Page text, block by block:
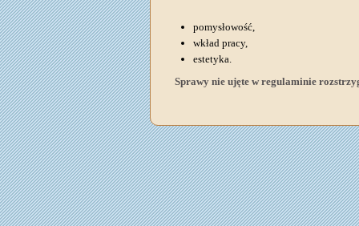
pomysłowość,
wkład pracy,
estetyka.
Sprawy nie ujęte w regulaminie